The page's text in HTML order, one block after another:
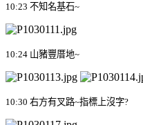
10:23 不知名基石~
10:24 山豬豐厝地~
10:30 右方有叉路~指標上沒字?